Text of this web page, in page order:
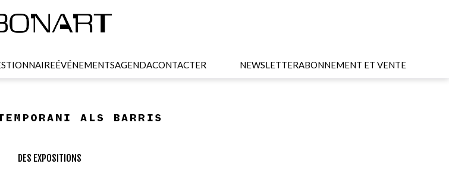
ÉVÉNEMENTSAGENDACONTACTER NEWSLETTERABONNEMENT ET VENTE
DES EXPOSITIONS